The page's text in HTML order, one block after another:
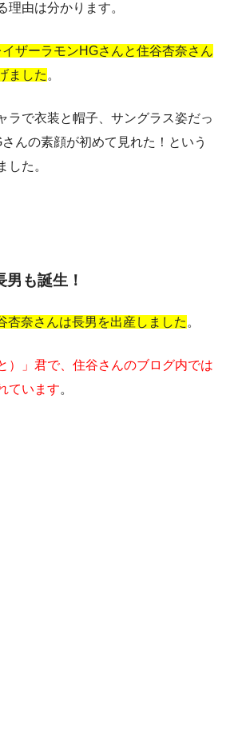
理由は分かります。
ザーラモンHGさんと住谷杏奈さん
ました 。
ラで衣装と帽子、サングラス姿だっ
んの素顔が初めて見れた！という
した 。
も誕生！
杏奈さんは長男を出産しました 。
）」君で、住谷さんのブログ内では
ています。